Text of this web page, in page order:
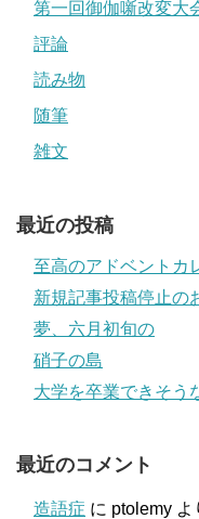
第一回御伽噺改変大
評論
読み物
随筆
雑文
最近の投稿
至高のアドベントカ
新規記事投稿停止の
夢、六月初旬の
硝子の島
大学を卒業できそう
最近のコメント
造語症 に ptolemy よ